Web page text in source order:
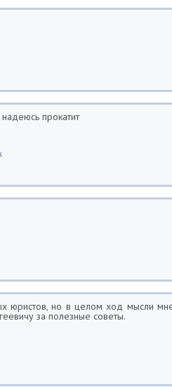
прокатит
юристов, но в целом ход мысли
за полезные советы.